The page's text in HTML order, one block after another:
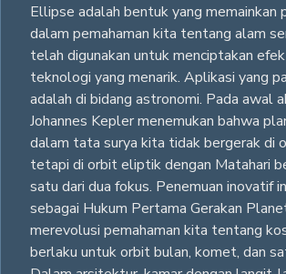
Ellipse adalah bentuk yang memainkan
dalam pemahaman kita tentang alam
telah digunakan untuk menciptakan
teknologi yang menarik. Aplikasi yang
adalah di bidang astronomi. Pada awal
Johannes Kepler menemukan bahwa
dalam tata surya kita tidak bergerak di
tetapi di orbit eliptik dengan Matahari
satu dari dua fokus. Penemuan inovatif
sebagai Hukum Pertama Gerakan
merevolusi pemahaman kita tentang
berlaku untuk orbit bulan, komet, dan